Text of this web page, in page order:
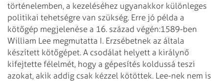
történelemben, a kezeléséhez ugyanakkor különleges
politikai tehetségre van szükség. Erre jó példa a
kötőgép megjelenése a 16. század végén:1589-ben
William Lee megmutatta I. Erzsébetnek az általa
készített kötőgépet. A csodálat helyett a királynő
kifejtette félelmét, hogy a gépesítés koldussá teszi
azokat, akik addig csak kézzel kötöttek. Lee-nek nem is